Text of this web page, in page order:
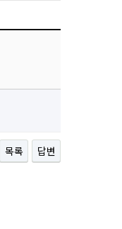
목록 답변